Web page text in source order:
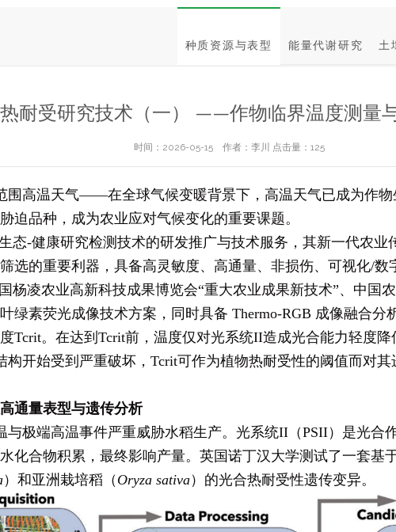
种质资源与表型 能量代谢研究 土
耐受研究技术（一） ——作物临界温度测量
时间：2026-05-15 作者：李川 点击量： 125
围高温天气——在全球气候变暖背景下，高温天气已成为作
迫品种，成为农业应对气候变化的重要课题。
态-健康研究检测技术的研发推广与技术服务，其新一代农
选的重要利器，具备高灵敏度、高通量、非损伤、可视化/
杨凌农业高新科技成果博览会“重大农业成果新技术”、中
绿素荧光成像技术方案，同时具备 Thermo-RGB 成像融合
Tcrit。在达到Tcrit前，温度仅对光系统II造成光合能力轻度
开始受到严重破坏，Tcrit可作为植物热耐受性的阈值而对其
通量表型与遗传分析
极端高温事件严重威胁水稻生产。光系统II（PSII）是光合
化合物积累，最终影响产量。英国诺丁汉大学测试了一套基
）和亚洲栽培稻（ Oryza sativa）的光合热耐受性遗传变异。